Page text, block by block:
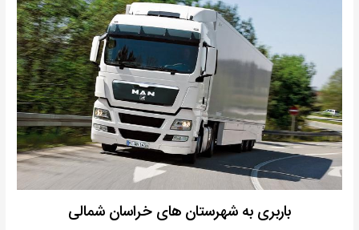
باربری به شهرستان های خراسان شمالی